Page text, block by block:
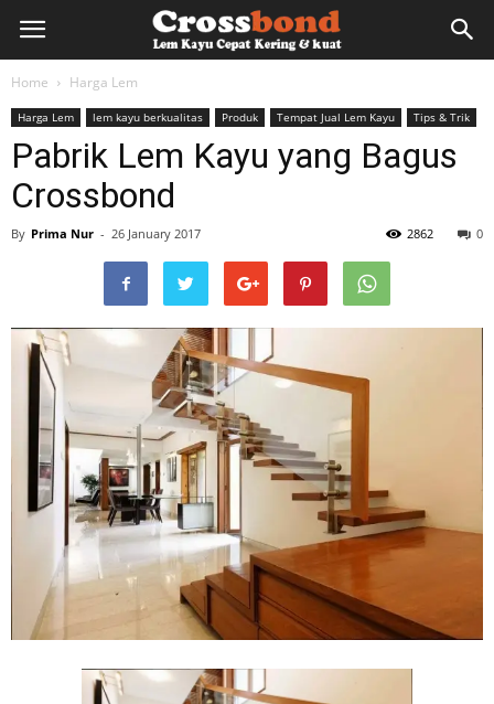
lemkayu.net
Kertas,
Home Harga Lem
Harga Lem lem kayu berkualitas Produk Tempat Jual Lem Kayu Tips & Trik
Pabrik Lem Kayu yang Bagus
Crossbond
By Prima Nur - 26 January 2017 0
2862